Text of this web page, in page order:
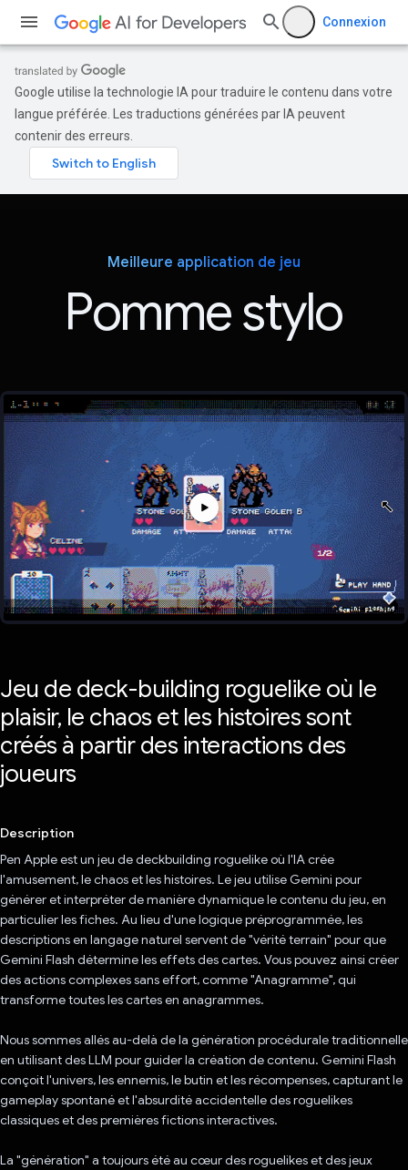
Connexion
Google utilise la technologie IA pour traduire le contenu dans votre
langue préférée. Les traductions générées par IA peuvent
contenir des erreurs.
Meilleure application de jeu
Pomme stylo
Jeu de deck-building roguelike où le
plaisir, le chaos et les histoires sont
créés à partir des interactions des
joueurs
Description
Pen Apple est un jeu de deckbuilding roguelike où l'IA crée
l'amusement, le chaos et les histoires. Le jeu utilise Gemini pour
générer et interpréter de manière dynamique le contenu du jeu, en
particulier les fiches. Au lieu d'une logique préprogrammée, les
descriptions en langage naturel servent de "vérité terrain" pour que
Gemini Flash détermine les effets des cartes. Vous pouvez ainsi créer
des actions complexes sans effort, comme "Anagramme", qui
transforme toutes les cartes en anagrammes.
Nous sommes allés au-delà de la génération procédurale traditionnelle
en utilisant des LLM pour guider la création de contenu. Gemini Flash
conçoit l'univers, les ennemis, le butin et les récompenses, capturant le
gameplay spontané et l'absurdité accidentelle des roguelikes
classiques et des premières fictions interactives.
La "génération" a toujours été au cœur des roguelikes et des jeux